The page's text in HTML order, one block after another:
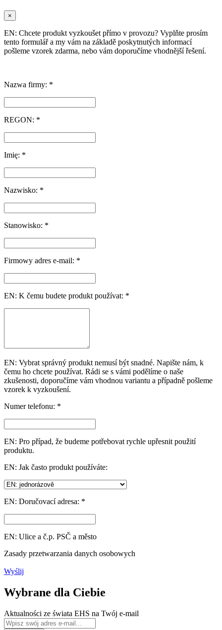
×
EN: Chcete produkt vyzkoušet přímo v provozu? Vyplňte prosím
tento formulář a my vám na základě poskytnutých informací
pošleme vzorek zdarma, nebo vám doporučíme vhodnější řešení.
Nazwa firmy: *
REGON: *
Imię: *
Nazwisko: *
Stanowisko: *
Firmowy adres e-mail: *
EN: K čemu budete produkt používat: *
EN: Vybrat správný produkt nemusí být snadné. Napište nám, k
čemu ho chcete používat. Rádi se s vámi podělíme o naše
zkušenosti, doporučíme vám vhodnou variantu a případně pošleme
vzorek k vyzkoušení.
Numer telefonu: *
EN: Pro případ, že budeme potřebovat rychle upřesnit použití
produktu.
EN: Jak často produkt používáte:
EN: Doručovací adresa: *
EN: Ulice a č.p. PSČ a město
Zasady przetwarzania danych osobowych
Wyślij
Wybrane dla Ciebie
Aktualności ze świata EHS na Twój e-mail